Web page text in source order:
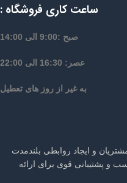
ساعت کاری فروشگاه :
صبح :9:00 الی 14:00
عصر: 16:30 الی 22:00
به غیر از روز های تعطیل
و ایجاد روابطی بلندمدت
و پشتیبانی قوی برای ارائه